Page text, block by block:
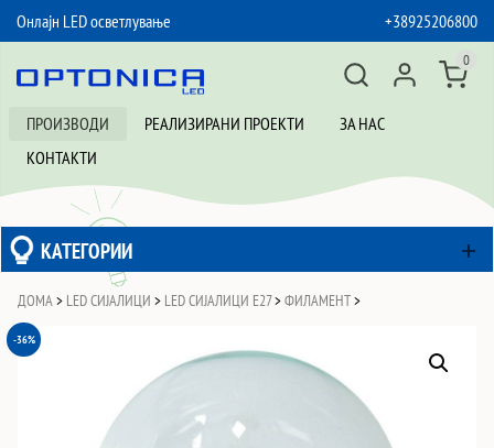
Онлајн LED осветлување
+38925206800
ПРОИЗВОДИ РЕАЛИЗИРАНИ ПРОЕКТИ
ЗА НАС
КОНТАКТИ
0
КАТЕГОРИИ
ДОМА > LED СИЈАЛИЦИ > LED СИЈАЛИЦИ Е27>ФИЛАМЕНТ>
-36%